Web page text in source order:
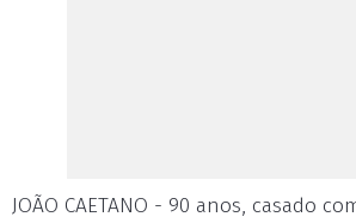
JOÃO CAETANO - 90 anos, casado